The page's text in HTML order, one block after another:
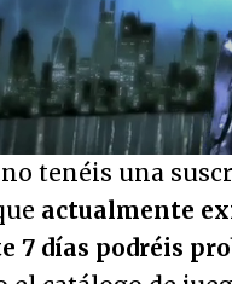
Unmute /
Loaded
:
28.87%
tenéis una
actualmente
7 días podréis